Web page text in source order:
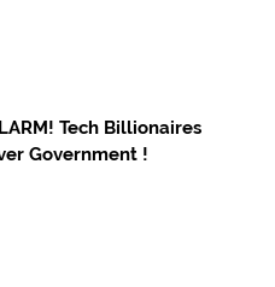
Tech Billionaires
Government !